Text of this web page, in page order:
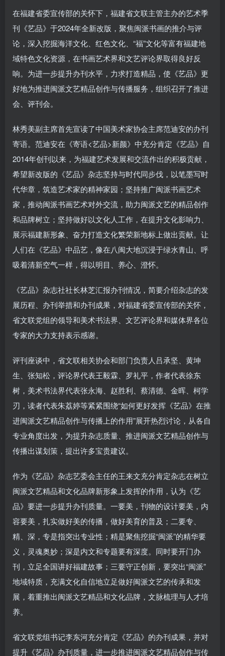
在福建省委宣传部的关怀下，福建省文联主管主办的艺术季
刊《艺品》于2024年全新改版，聚焦闽派书画的推介与评
论，深入挖掘海洋文化、红色文化、“福”文化等富有福建地
域特色文化资源，在书画艺术界和文艺评论界取得良好反
响。为进一步提升办刊水平，力求打造精品，使《艺品》更
好地为推进闽派文艺精品创作与传播服务，组织召开了推进
会、评刊会。
林秀美副主席首先宣读了中国美术家协会主席范迪安的办刊
寄语。范迪安在《寄语<艺品>新颜》中充分肯定《艺品》自
2014年创刊以来，为福建艺术发展和交流作出的积极贡献，
希望新改版的《艺品》杂志坚持与时代同步伐，以笔墨写时
代华章，筑造艺术家的精神家园；坚持推广闽派书画艺术
家，推动闽派书画艺术对外交流，助力闽派文艺的精品创作
和品牌树立；坚持做好以文化人工作，在提升文化影响力、
展示福建新形象、奋力打造文化繁荣新地标上做出贡献。让
人们在《艺品》中品艺，像在八闽大地沉浸于绿水青山、呼
吸着清新空气一样，得以明目、养心、澄怀。
《艺品》杂志社社长林芝汇报办刊情况，简要介绍杂志的发
展历程、办刊举措和办刊成果，对福建省委宣传部的关怀，
省文联党组的领导和美术书法界、文艺评论界和媒体界各位
专家的大力支持表示感谢。
评刊座谈中，省文联相关协会和部门负责人吕承坚、黄坤
生、张知松，评论界代表王毅霖、罗礼平，作者代表徐东
树，美术书法界代表张永海、赵胜利、蔡清德、金晖、柯学
刃，读者代表朱荔婷等紧紧围绕“如何更好发挥《艺品》在推
进闽派文艺精品创作与传播上的作用”展开热烈讨论，从各自
专业角度出发，为提升杂志质量、推进闽派文艺精品创作与
传播出谋划策，提出许多宝贵建议。
作为《艺品》杂志艺委会主任的王来文充分肯定杂志在树立
闽派文艺精品和文化品牌新形象上发挥的作用，认为《艺
品》要进一步提升办刊质量。一要美，刊物的设计要美，内
容要美，扎实做好美的传播，做好美育的普及；二要专、
精、深，专是指突出专业性；精是聚焦挖掘“闽派”的精华要
义，灵魂奥妙；深是内文和专题要有深度。同时要开门办
刊，立足全国讲好福建故事；三要守正创新，要突出“闽派”
地域特质，充满文化自信地立足做好闽派文艺的传承和发
展，着重推出闽派文艺精品和文化品牌，文脉梳理与人才培
养。
省文联党组书记李东河充分肯定《艺品》的办刊成果，并对
提升《艺品》办刊质量，进一步推进闽派文艺精品创作与传